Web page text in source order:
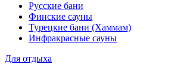
Русские бани
Финские сауны
Турецкие бани (Хаммам)
Инфракрасные сауны
Для отдыха